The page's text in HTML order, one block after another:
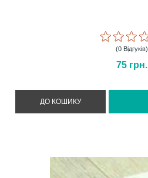
(0 Відгуків)
75 грн.